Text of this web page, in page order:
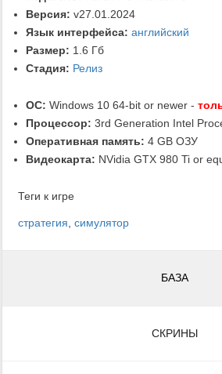
Версия: v27.01.2024
Язык интерфейса: английский
Размер: 1.6 Гб
Стадия: Релиз
ОС: Windows 10 64-bit or newer -
Процессор: 3rd Generation Intel
Оперативная память: 4 GB ОЗУ
Видеокарта: NVidia GTX 980 Ti or
Теги к игре
стратегия, симулятор
БАЗА
СКРИНЫ